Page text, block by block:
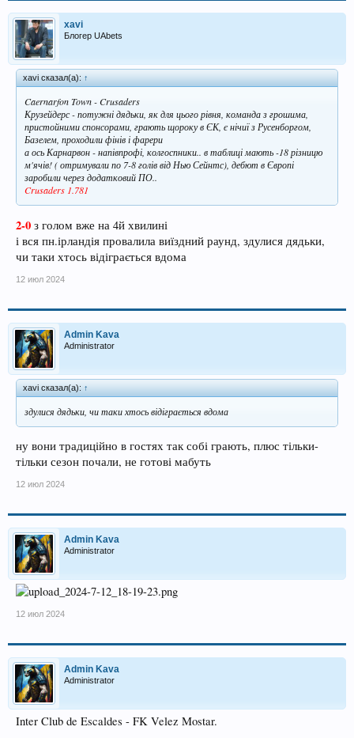
xavi
Блогер UAbets
xavi сказал(а): ↑
Caernarfon Town - Crusaders
Крузейдерс - потужні дядьки, як для цього рівня, команда з грошима,
пристойними спонсорами, грають щороку в ЄК, є нічиї з Русенборгом,
Базелем, проходили фінів і фарери
а ось Карнарвон - напівпрофі, колгоспники.. в таблиці мають -18 різницю
м'ячів! ( отримували по 7-8 голів від Нью Сейнтс), дебют в Європі
заробили через додатковий ПО..
Crusaders 1.781
2-0 з голом вже на 4й хвилині
і вся пн.ірландія провалила виїздний раунд, здулися дядьки,
чи таки хтось відіграється вдома
12 июл 2024
Admin Kava
Administrator
xavi сказал(а): ↑
здулися дядьки, чи таки хтось відіграється вдома
ну вони традиційно в гостях так собі грають, плюс тільки-
тільки сезон почали, не готові мабуть
12 июл 2024
Admin Kava
Administrator
12 июл 2024
Admin Kava
Administrator
Inter Club de Escaldes - FK Velez Mostar.